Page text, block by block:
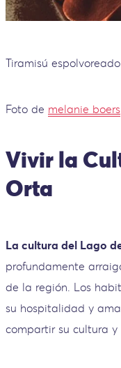
Tiramisú
Foto de melanie boers
Vivir la
Orta
La cultura del Lago
profundamente
de la región. Los
su hospitalidad y
compartir su cultura y